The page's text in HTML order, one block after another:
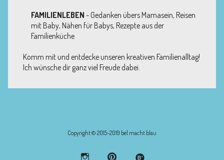
FAMILIENLEBEN - Gedanken übers Mamasein, Reisen
mit Baby, Nähen für Babys, Rezepte aus der
Familienküche
Komm mit und entdecke unseren kreativen Familienalltag!
Ich wünsche dir ganz viel Freude dabei.
Copyright © 2015-2019 bel macht blau